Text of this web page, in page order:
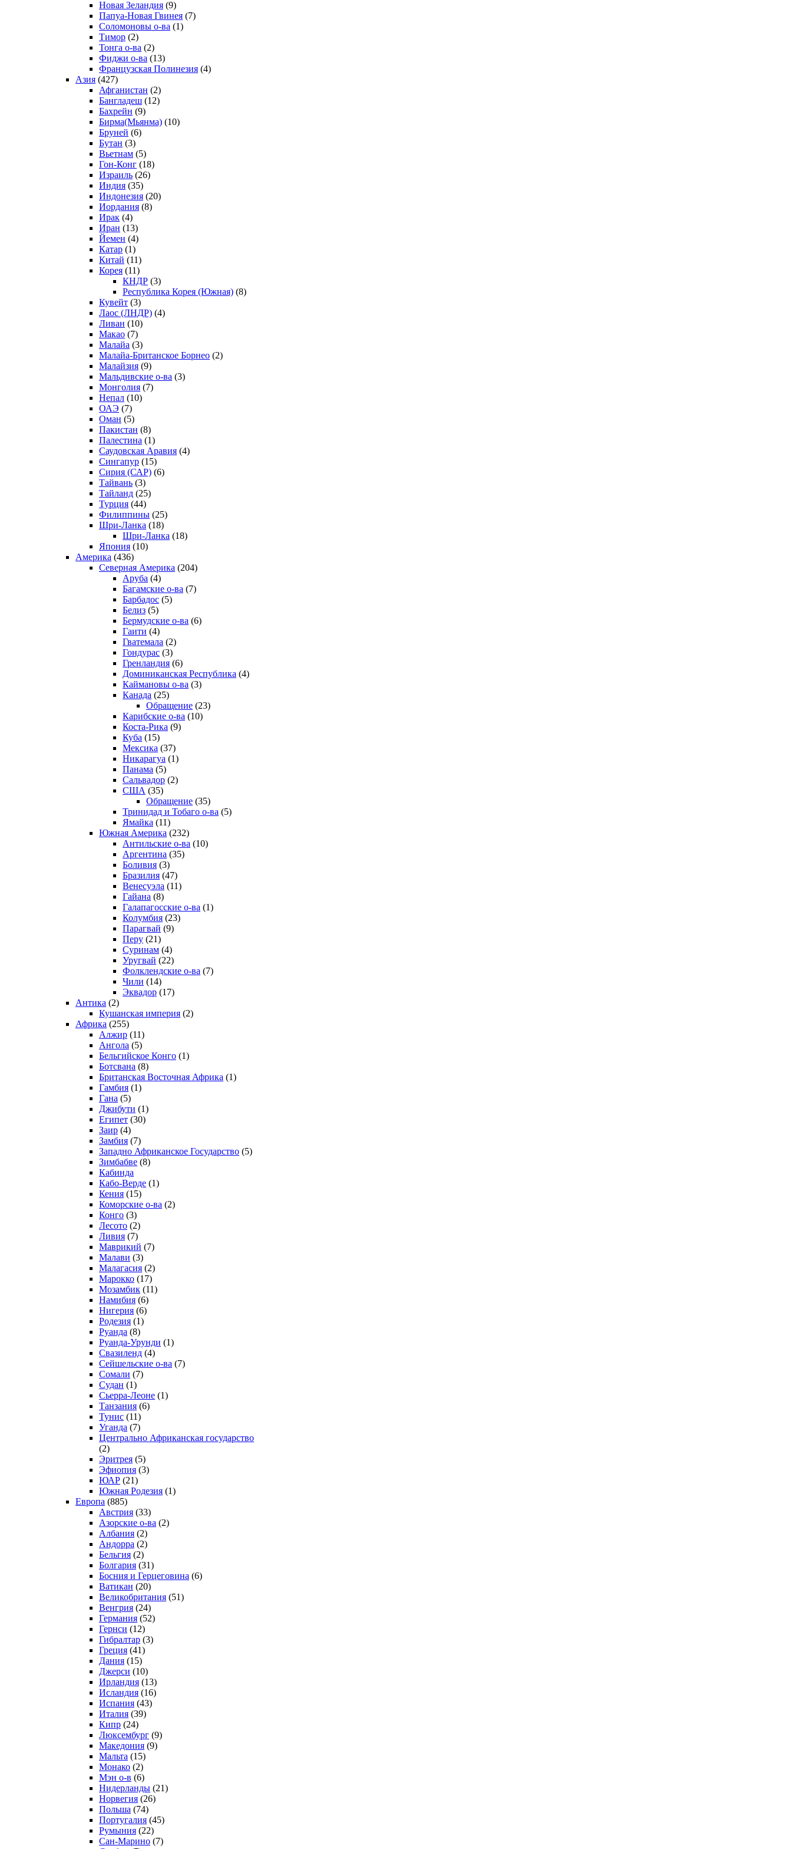
Новая Зеландия (9)
Папуа-Новая Гвинея (7)
Соломоновы о-ва (1)
Тимор (2)
Тонга о-ва (2)
Фиджи о-ва (13)
Французская Полинезия (4)
Азия (427)
Афганистан (2)
Бангладеш (12)
Бахрейн (9)
Бирма(Мьянма) (10)
Бруней (6)
Бутан (3)
Вьетнам (5)
Гон-Конг (18)
Израиль (26)
Индия (35)
Индонезия (20)
Иордания (8)
Ирак (4)
Иран (13)
Йемен (4)
Катар (1)
Китай (11)
Корея (11)
КНДР (3)
Республика Корея (Южная) (8)
Кувейт (3)
Лаос (ЛНДР) (4)
Ливан (10)
Макао (7)
Малайа (3)
Малайа-Британское Борнео (2)
Малайзия (9)
Мальдивские о-ва (3)
Монголия (7)
Непал (10)
ОАЭ (7)
Оман (5)
Пакистан (8)
Палестина (1)
Саудовская Аравия (4)
Сингапур (15)
Сирия (САР) (6)
Тайвань (3)
Тайланд (25)
Турция (44)
Филиппины (25)
Шри-Ланка (18)
Шри-Ланка (18)
Япония (10)
Америка (436)
Северная Америка (204)
Аруба (4)
Багамские о-ва (7)
Барбадос (5)
Белиз (5)
Бермудские о-ва (6)
Гаити (4)
Гватемала (2)
Гондурас (3)
Гренландия (6)
Доминиканская Республика (4)
Каймановы о-ва (3)
Канада (25)
Обращение (23)
Карибские о-ва (10)
Коста-Рика (9)
Куба (15)
Мексика (37)
Никарагуа (1)
Панама (5)
Сальвадор (2)
США (35)
Обращение (35)
Тринидад и Тобаго о-ва (5)
Ямайка (11)
Южная Америка (232)
Антильские о-ва (10)
Аргентина (35)
Боливия (3)
Бразилия (47)
Венесуэла (11)
Гайана (8)
Галапагосские о-ва (1)
Колумбия (23)
Парагвай (9)
Перу (21)
Суринам (4)
Уругвай (22)
Фолклендские о-ва (7)
Чили (14)
Эквадор (17)
Антика (2)
Кушанская империя (2)
Африка (255)
Алжир (11)
Ангола (5)
Бельгийское Конго (1)
Ботсвана (8)
Британская Восточная Африка (1)
Гамбия (1)
Гана (5)
Джибути (1)
Египет (30)
Заир (4)
Замбия (7)
Западно Африканское Государство (5)
Зимбабве (8)
Кабинда
Кабо-Верде (1)
Кения (15)
Коморские о-ва (2)
Конго (3)
Лесото (2)
Ливия (7)
Маврикий (7)
Малави (3)
Малагасия (2)
Марокко (17)
Мозамбик (11)
Намибия (6)
Нигерия (6)
Родезия (1)
Руанда (8)
Руанда-Урунди (1)
Свазиленд (4)
Сейшельские о-ва (7)
Сомали (7)
Судан (1)
Сьерра-Леоне (1)
Танзания (6)
Тунис (11)
Уганда (7)
Центрально Африканская государство
(2)
Эритрея (5)
Эфиопия (3)
ЮАР (21)
Южная Родезия (1)
Европа (885)
Австрия (33)
Азорские о-ва (2)
Албания (2)
Андорра (2)
Бельгия (2)
Болгария (31)
Босния и Герцеговина (6)
Ватикан (20)
Великобритания (51)
Венгрия (24)
Германия (52)
Гернси (12)
Гибралтар (3)
Греция (41)
Дания (15)
Джерси (10)
Ирландия (13)
Исландия (16)
Испания (43)
Италия (39)
Кипр (24)
Люксембург (9)
Македония (9)
Мальта (15)
Монако (2)
Мэн о-в (6)
Нидерланды (21)
Норвегия (26)
Польша (74)
Португалия (45)
Румыния (22)
Сан-Марино (7)